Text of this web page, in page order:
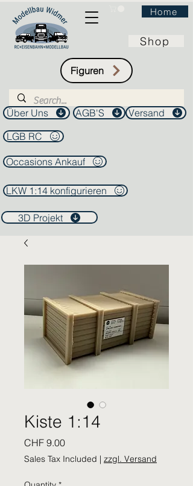
Home
Shop
Figuren
Über Uns AGB'S
Versand
LGB RC
Occasions Ankauf
LKW 1:14 konfigurieren
3D Projekt
Kiste 1:14
CHF 9.00Price
Sales Tax Included | zzgl. Versand